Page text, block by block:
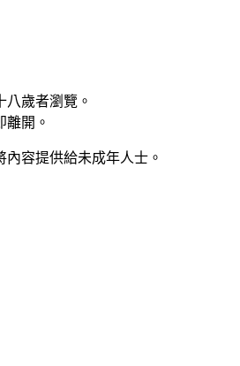
八歲者瀏覽。
離開。
容提供給未成年人士。